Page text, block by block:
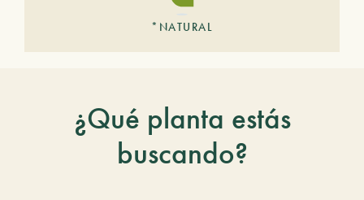
*NATURAL
¿Qué planta estás
buscando?